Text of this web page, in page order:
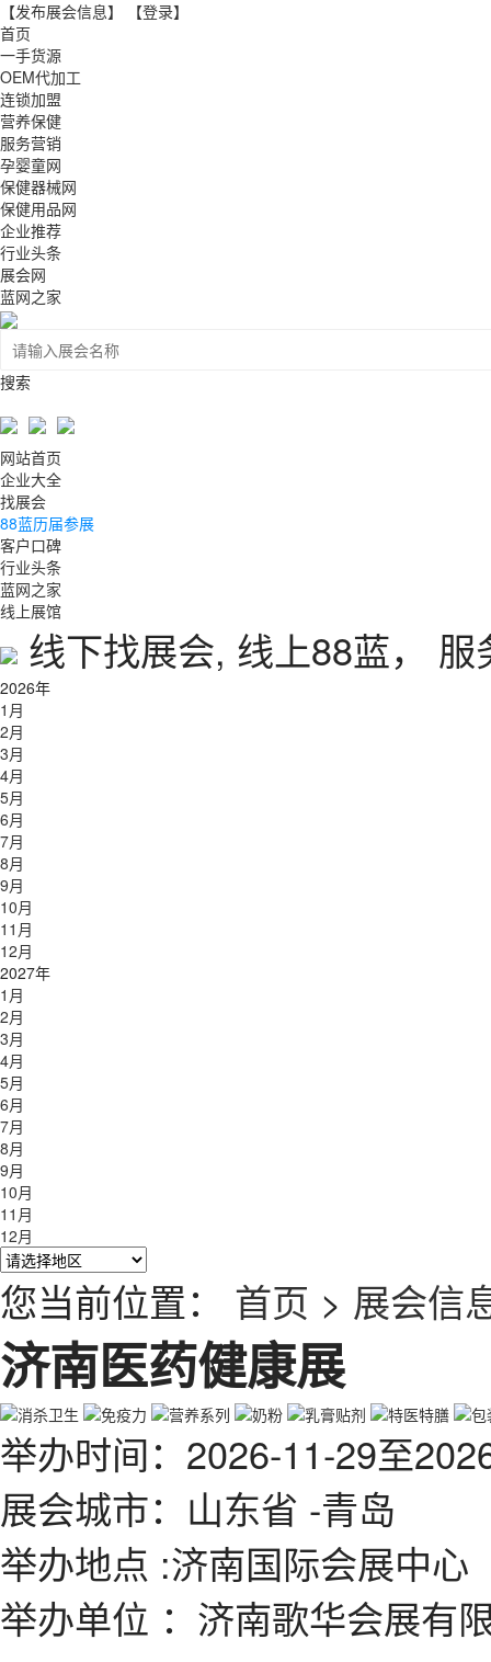
【发布展会信息】
【登录】
首页
一手货源
OEM代加工
连锁加盟
营养保健
服务营销
孕婴童网
保健器械网
保健用品网
企业推荐
行业头条
展会网
蓝网之家
搜索
网站首页
企业大全
找展会
88蓝历届参展
客户口碑
行业头条
蓝网之家
线上展馆
线下找展会, 线上88蓝，
2026年
1月
2月
3月
4月
5月
6月
7月
8月
9月
10月
11月
12月
2027年
1月
2月
3月
4月
5月
6月
7月
8月
9月
10月
11月
12月
您当前位置： 首页 > 展会信
济南医药健康展
举办时间： 2026-11-29至
展会城市：山东省 -青岛
举办地点 :济南国际会展中心
举办单位 ：济南歌华会展有